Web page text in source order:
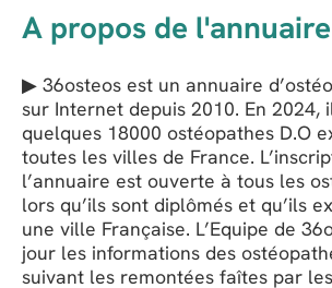
A propos de
▶ 36osteos est un annuaire
sur Internet depuis 2010. En 2024,
quelques 18000 ostéopathes D.O
toutes les villes de France.
l’annuaire est ouverte à tous les
lors qu’ils sont diplômés et qu’ils
une ville Française. L’Equipe de
jour les informations des
suivant les remontées faîtes par